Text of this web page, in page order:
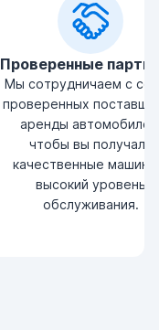
Проверенные
Мы сотрудничаем с
проверенных
аренды
чтобы вы получали
качественные
высокий уровень
обслуживания.